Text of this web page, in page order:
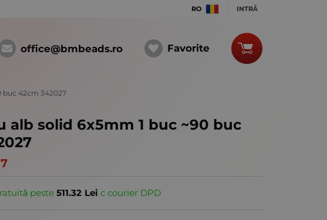
RO INTRĂ
office@bmbeads.ro Favorite
buc 42cm 342027
alb solid 6x5mm 1 buc ~90 buc
peste511.32 Lei с courier DPD